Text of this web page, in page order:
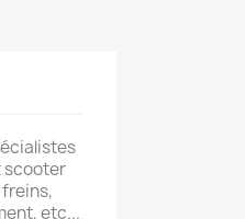
scooter
etc...